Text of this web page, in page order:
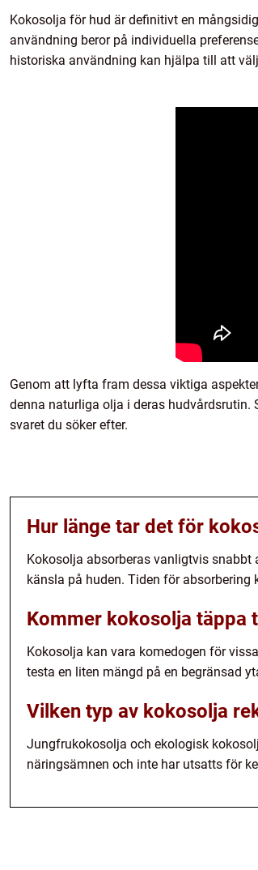
Kokosolja för hud är definitivt en
användning beror på individuella
historiska användning kan hjälpa till att
Genom att lyfta fram dessa viktiga
denna naturliga olja i deras
svaret du söker efter.
Hur länge tar det för
Kokosolja absorberas vanligtvis
känsla på huden. Tiden för
Kommer kokosolja täppa
Kokosolja kan vara komedogen för
testa en liten mängd på en begränsad
Vilken typ av kokosolja
Jungfrukokosolja och ekologisk
näringsämnen och inte har utsatts för